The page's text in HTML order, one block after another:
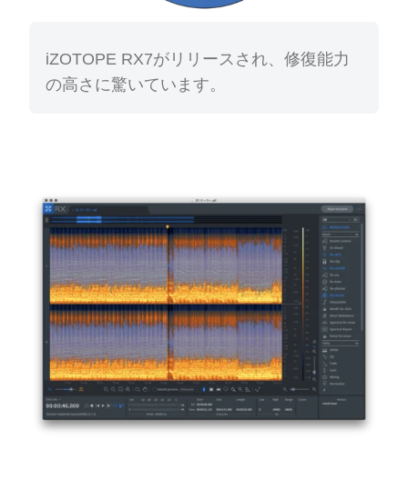
iZOTOPE RX7がリリースされ、修復能力
の高さに驚いています。